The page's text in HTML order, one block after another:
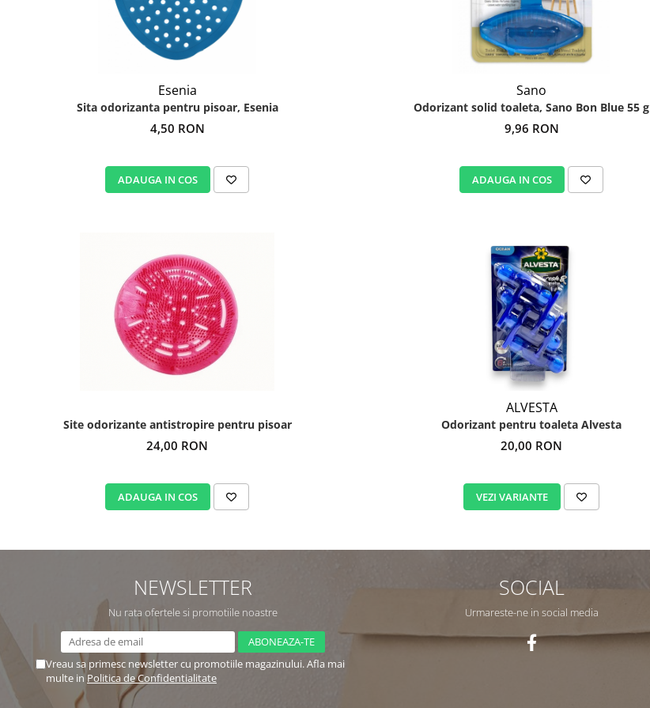
Esenia
Sita odorizanta pentru pisoar, Esenia
4,50 RON
ADAUGA IN COS
Sano
Odorizant solid toaleta, Sano Bon Blue 55 g
9,96 RON
ADAUGA IN COS
Site odorizante antistropire pentru pisoar
24,00 RON
ADAUGA IN COS
ALVESTA
Odorizant pentru toaleta Alvesta
20,00 RON
VEZI VARIANTE
NEWSLETTER
Nu rata ofertele si promotiile noastre
Vreau sa primesc newsletter cu promotiile magazinului. Afla mai
multe in Politica de Confidentialitate
SOCIAL
Urmareste-ne in social media